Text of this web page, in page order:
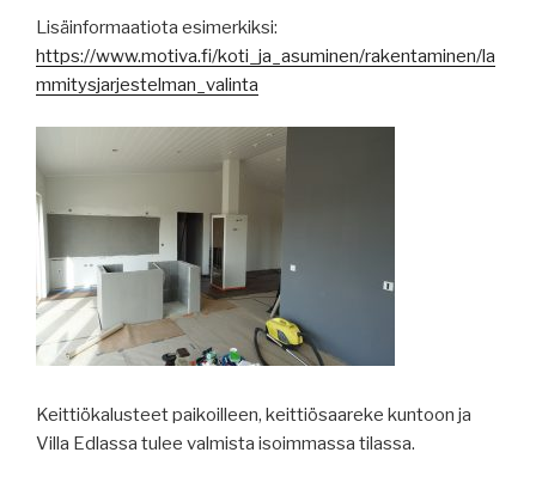
Lisäinformaatiota esimerkiksi:
https://www.motiva.fi/koti_ja_asuminen/rakentaminen/la
mmitysjarjestelman_valinta
Keittiökalusteet paikoilleen, keittiösaareke kuntoon ja
Villa Edlassa tulee valmista isoimmassa tilassa.